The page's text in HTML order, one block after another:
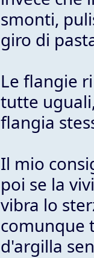
smonti,
giro di
Le flangie
tutte
flangia
Il mio
poi se la
vibra lo
comunque
d'argilla